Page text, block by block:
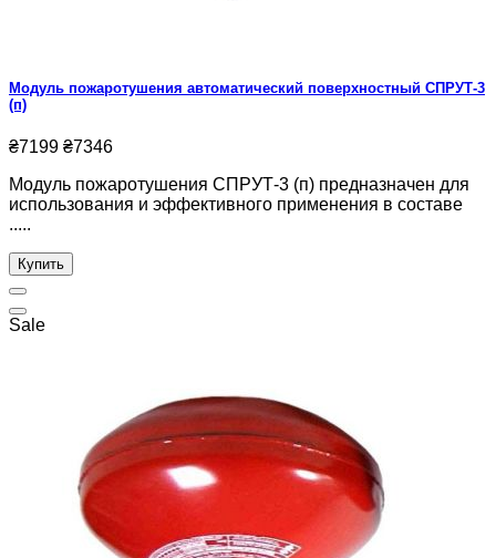
Модуль пожаротушения автоматический поверхностный СПРУТ-3
(п)
₴7199 ₴7346
Модуль пожаротушения СПРУТ-3 (п) предназначен для
использования и эффективного применения в составе
.....
Купить
Sale